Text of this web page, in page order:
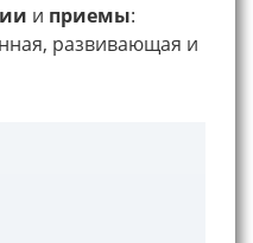
и приемы:
развивающая и